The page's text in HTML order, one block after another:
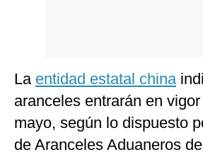
La entidad estatal china
aranceles entrarán en
mayo, según lo dispuesto
de Aranceles Aduaneros